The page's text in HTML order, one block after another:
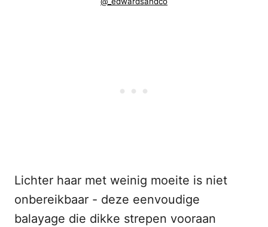
Lichter haar met weinig moeite is niet
onbereikbaar - deze eenvoudige
balayage die dikke strepen vooraan